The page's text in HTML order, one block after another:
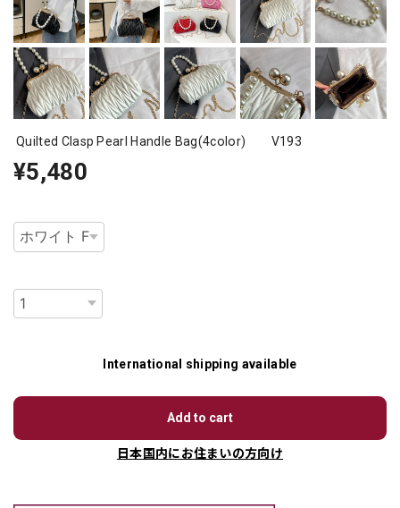
Quilted Clasp Pearl Handle Bag(4color) V193
¥5,480
International shipping available
Add to cart
日本国内にお住まいの方向け